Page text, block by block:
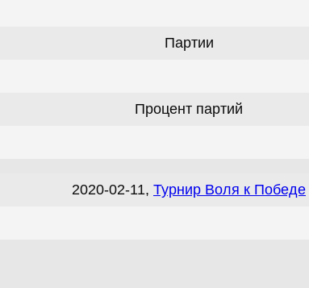
Партии
Процент партий
2020-02-11, Турнир Воля к Победе